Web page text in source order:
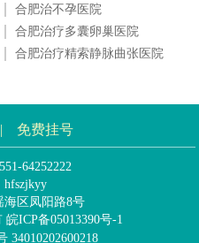
合肥治不孕医院
合肥治疗多囊卵巢医院
合肥治疗精索静脉曲张医院
免费挂号
64252222
hfszjkyy
海区凤阳路8号
皖ICP备05013390号-1
34010202600218